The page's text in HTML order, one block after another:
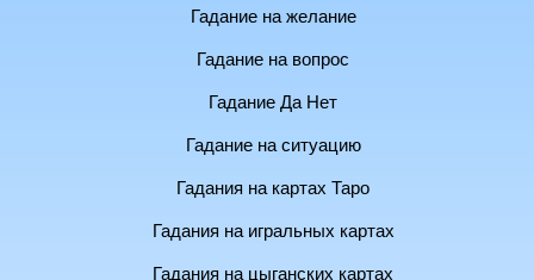
Гадание на желание
Гадание на вопрос
Гадание Да Нет
Гадание на ситуацию
Гадания на картах Таро
Гадания на игральных картах
Гадания на цыганских картах